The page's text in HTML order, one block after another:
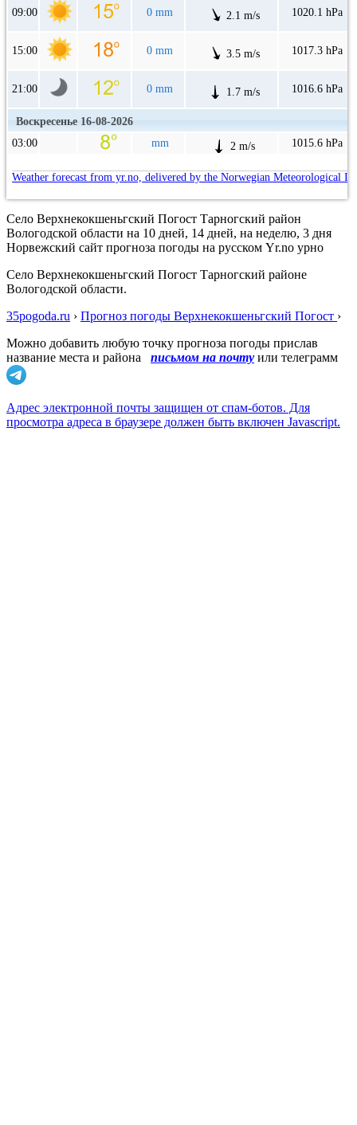
09:00 0 mm 2.1 m/s 1020.1 hPa
15:00 0 mm 3.5 m/s 1017.3 hPa
21:00 0 mm 1.7 m/s 1016.6 hPa
Воскресенье 16-08-2026
03:00
mm 2 m/s 1015.6 hPa
Weather forecast from yr.no, delivered by the Norwegian Meteorological
Село Верхнекокшеньгский Погост Тарногский район
Вологодской области на 10 дней, 14 дней, на неделю, 3 дня
Норвежский сайт прогноза погоды на русском Yr.no урно
Село Верхнекокшеньгский Погост Тарногский районе
Вологодской области.
35pogoda.ru › Прогноз погоды Верхнекокшеньгский Погост ›
Можно добавить любую точку прогноза погоды прислав
название места и района
письмом на почту или телеграмм
Адрес электронной почты защищен от спам-ботов. Для
просмотра адреса в браузере должен быть включен Javascript.